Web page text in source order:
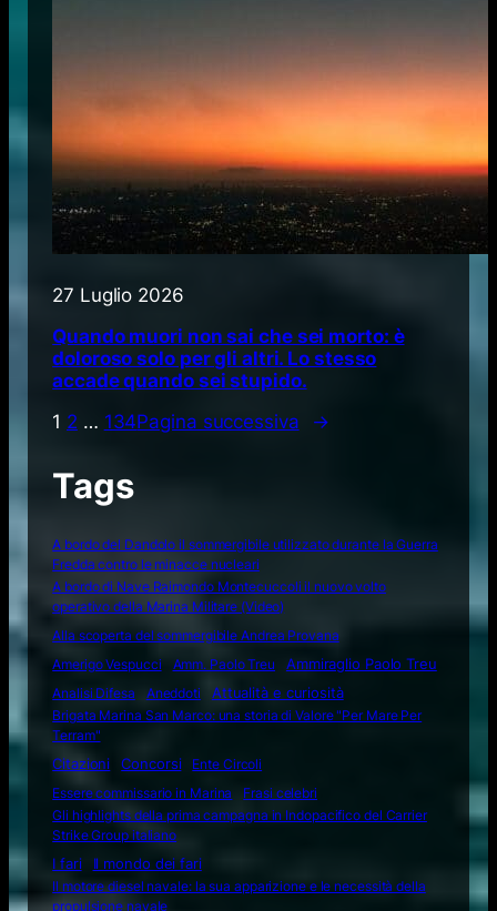
27 Luglio 2026
Quando muori non sai che sei morto: è
doloroso solo per gli altri. Lo stesso
accade quando sei stupido.
1 2 … 134Pagina successiva →
Tags
A bordo del Dandolo il sommergibile utilizzato durante la Guerra
Fredda contro le minacce nucleari
A bordo di Nave Raimondo Montecuccoli il nuovo volto
operativo della Marina Militare (Video)
Alla scoperta del sommergibile Andrea Provana
Amerigo Vespucci
Amm. Paolo Treu
Ammiraglio Paolo Treu
Analisi Difesa
Aneddoti Attualità e curiosità
Brigata Marina San Marco: una storia di Valore "Per Mare Per
Terram"
Citazioni
Concorsi
Ente Circoli
Essere commissario in Marina
Frasi celebri
Gli highlights della prima campagna in Indopacifico del Carrier
Strike Group italiano
I fari
Il mondo dei fari
Il motore diesel navale: la sua apparizione e le necessità della
propulsione navale